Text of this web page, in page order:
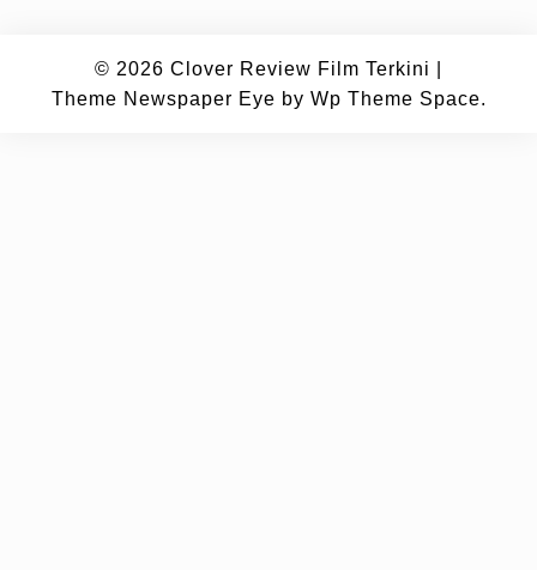
© 2026 Clover Review Film Terkini
Theme Newspaper Eye by Wp Theme Space.